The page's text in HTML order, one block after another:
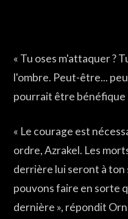
« Tu oses m'attaquer ?
l'ombre. Peut-être...
pourrait être bénéfique
« Le courage est
ordre, Azrakel. Les
derrière lui seront à ton
pouvons faire en sorte
dernière », répondit